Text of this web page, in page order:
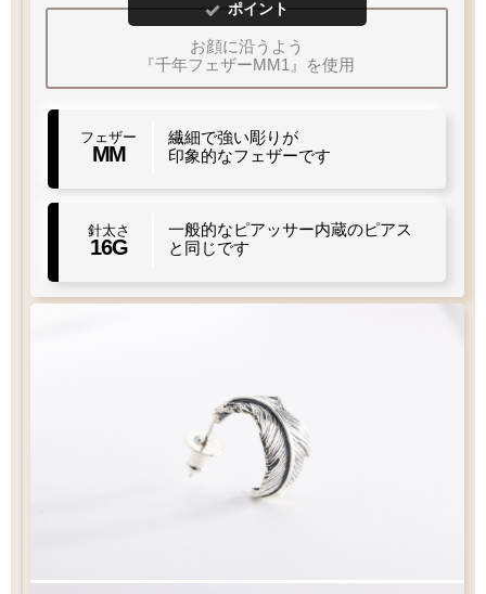
ポイント
お顔に沿うよう
『千年フェザーMM1』を使用
フェザー
MM
繊細で強い彫りが
印象的なフェザーです
針太さ
16G
一般的なピアッサー内蔵のピアス
と同じです